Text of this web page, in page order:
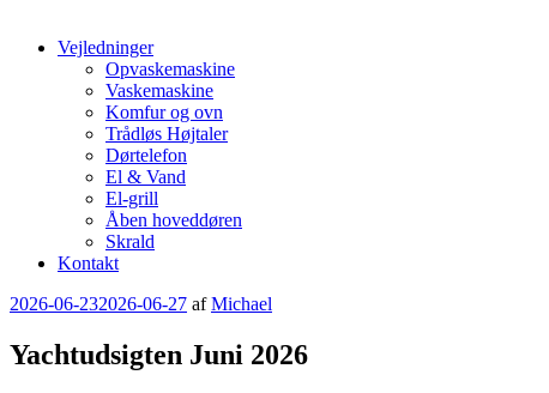
Vejledninger
Opvaskemaskine
Vaskemaskine
Komfur og ovn
Trådløs Højtaler
Dørtelefon
El & Vand
El-grill
Åben hoveddøren
Skrald
Kontakt
Udgivet
2026-06-232026-06-27 afMichael
Yachtudsigten Juni 2026